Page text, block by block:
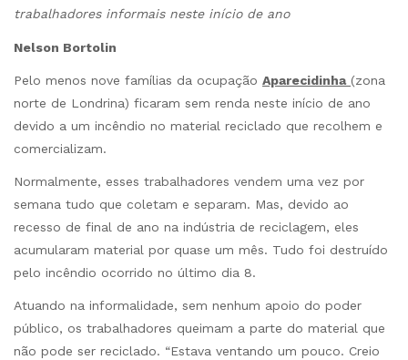
trabalhadores informais neste início de ano
Nelson Bortolin
Pelo menos nove famílias da ocupação Aparecidinha (zona
norte de Londrina) ficaram sem renda neste início de ano
devido a um incêndio no material reciclado que recolhem e
comercializam.
Normalmente, esses trabalhadores vendem uma vez por
semana tudo que coletam e separam. Mas, devido ao
recesso de final de ano na indústria de reciclagem, eles
acumularam material por quase um mês. Tudo foi destruído
pelo incêndio ocorrido no último dia 8.
Atuando na informalidade, sem nenhum apoio do poder
público, os trabalhadores queimam a parte do material que
não pode ser reciclado. “Estava ventando um pouco. Creio